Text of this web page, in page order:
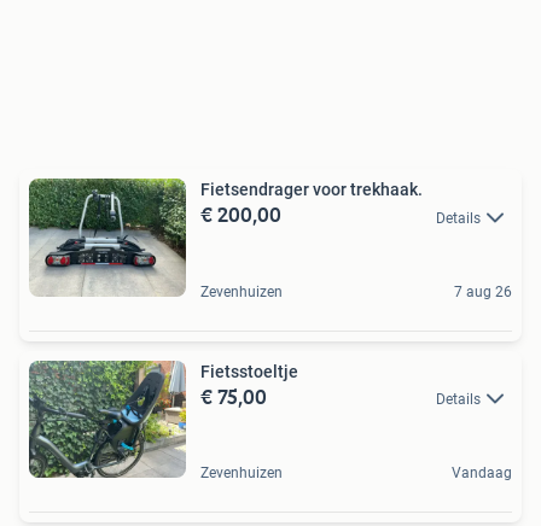
Fietsendrager voor trekhaak.
€ 200,00 Details
Zevenhuizen 7 aug 26
Fietsstoeltje
€ 75,00 Details
Zevenhuizen Vandaag